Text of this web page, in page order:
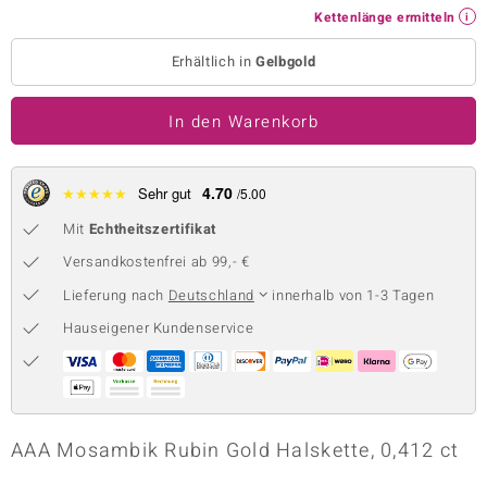
Collection
BY DE MELO
Kettenlänge ermitteln
Erhältlich in Gelbgold
In den Warenkorb
★★★★★ Sehr gut 4.70 /5.00
Mit Echtheitszertifikat
Versandkostenfrei ab 99,- €
Lieferung nach Deutschland
innerhalb von 1-3 Tagen
Hauseigener Kundenservice
AAA Mosambik Rubin Gold Halskette, 0,412 ct